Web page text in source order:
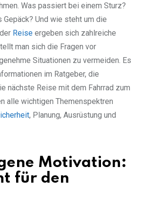
Was passiert bei einem Sturz?
Gepäck? Und wie steht um die
Reise ergeben sich zahlreiche
man sich die Fragen vor
Situationen zu vermeiden. Es
im Ratgeber, die
nächste Reise mit dem Fahrrad zum
alle wichtigen Themenspektren
, Planung, Ausrüstung und
Motivation:
für den